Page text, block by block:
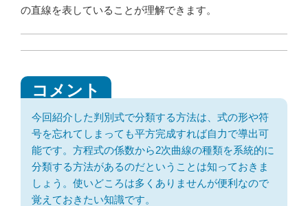
の直線を表していることが理解できます。
今回紹介した判別式で分類する方法は、式の形や符
号を忘れてしまっても平方完成すれば自力で導出可
能です。方程式の係数から2次曲線の種類を系統的に
分類する方法があるのだということは知っておきま
しょう。使いどころは多くありませんが便利なので
覚えておきたい知識です。